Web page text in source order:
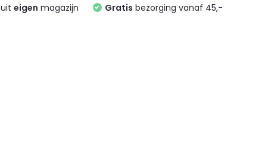
uiteigen magazijn
Gratis bezorging vanaf 45,-